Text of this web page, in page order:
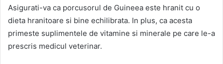
Asigurati-va ca porcusorul de Guineea este hranit cu o
dieta hranitoare si bine echilibrata. In plus, ca acesta
primeste suplimentele de vitamine si minerale pe care le-a
prescris medicul veterinar.